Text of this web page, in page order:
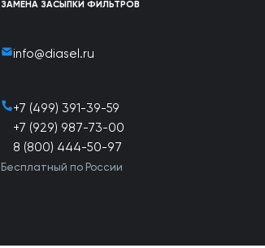
ЗАМЕНА ЗАСЫПКИ ФИЛЬТРОВ
info@diasel.ru
+7 (499) 391-39-59
+7 (929) 987-73-00
8 (800) 444-50-97
Бесплатный по России